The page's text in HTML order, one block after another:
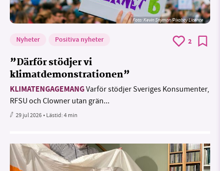
Foto:Kevin Snyman/Pixabay Licence
Nyheter Positiva nyheter 2
”Därför stödjer vi
klimatdemonstrationen”
KLIMATENGAGEMANGVarför stödjer Sveriges Konsumenter,
RFSU och Clowner utan grän...
29 jul 2026• Lästid:4 min